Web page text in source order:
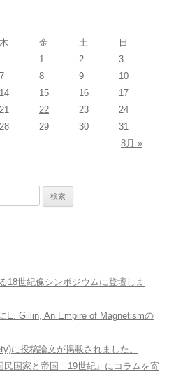
木 金 土
日
1
2
3
7 8 9
10
14 15 16
17
21 22 23
24
28 29 30
31
8月 »
18世紀像シンポジウムに登壇しま
E. Gillin, An Empire of Magnetismの
に投稿論文が掲載されました。
民国家と帝国 19世紀』にコラムを寄